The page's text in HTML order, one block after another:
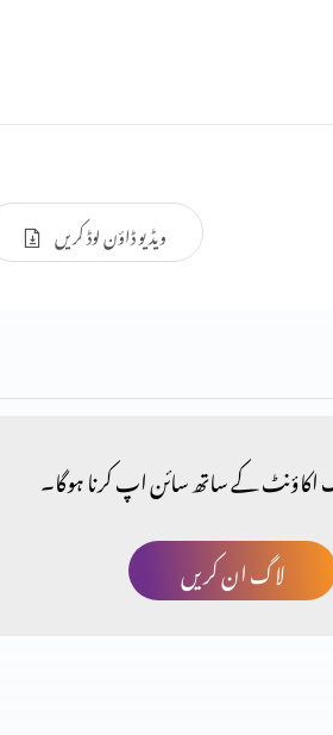
ویڈیو ڈاؤن لوڈ کریں
کے ساتھ سائن اپ کرنا ہوگا۔
لاگ ان کریں